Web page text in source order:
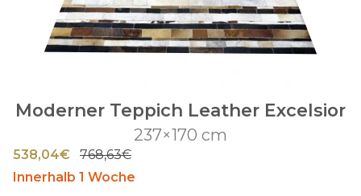
Moderner Teppich Leather Excelsior
237×170 cm
538,04€
768,63€
Innerhalb 1 Woche